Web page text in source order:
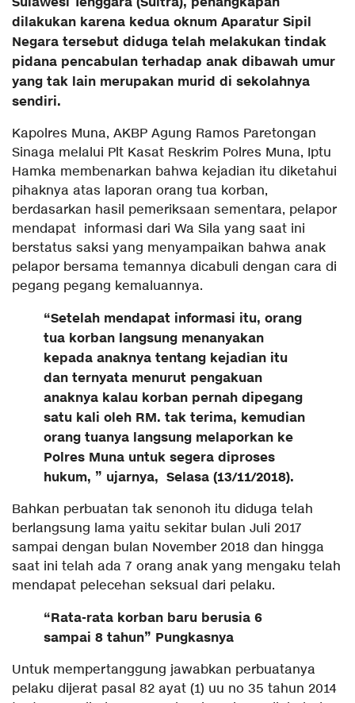
dilakukan karena kedua oknum Aparatur Sipil
Negara tersebut diduga telah melakukan tindak
pidana pencabulan terhadap anak dibawah umur
yang tak lain merupakan murid di sekolahnya
sendiri.
Kapolres Muna, AKBP Agung Ramos Paretongan
Sinaga melalui Plt Kasat Reskrim Polres Muna, Iptu
Hamka membenarkan bahwa kejadian itu diketahui
pihaknya atas laporan orang tua korban,
berdasarkan hasil pemeriksaan sementara, pelapor
mendapat informasi dari Wa Sila yang saat ini
berstatus saksi yang menyampaikan bahwa anak
pelapor bersama temannya dicabuli dengan cara di
pegang pegang kemaluannya.
“Setelah mendapat informasi itu, orang
tua korban langsung menanyakan
kepada anaknya tentang kejadian itu
dan ternyata menurut pengakuan
anaknya kalau korban pernah dipegang
satu kali oleh RM. tak terima, kemudian
orang tuanya langsung melaporkan ke
Polres Muna untuk segera diproses
hukum, ” ujarnya, Selasa (13/11/2018).
Bahkan perbuatan tak senonoh itu diduga telah
berlangsung lama yaitu sekitar bulan Juli 2017
sampai dengan bulan November 2018 dan hingga
saat ini telah ada 7 orang anak yang mengaku telah
mendapat pelecehan seksual dari pelaku.
“Rata-rata korban baru berusia 6
sampai 8 tahun” Pungkasnya
Untuk mempertanggung jawabkan perbuatanya
pelaku dijerat pasal 82 ayat (1) uu no 35 tahun 2014